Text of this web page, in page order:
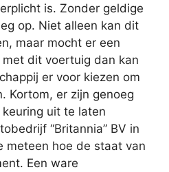
is. Zonder geldige
op. Niet alleen kan dit
maar mocht er een
dit voertuig dan kan
er voor kiezen om
Kortom, er zijn genoeg
uit te laten
“Britannia” BV in
meteen hoe de staat van
Een ware